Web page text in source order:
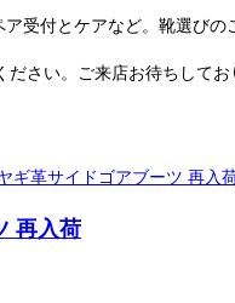
受付とケアなど。靴選び
さい。ご来店お待ちしてお
再入荷